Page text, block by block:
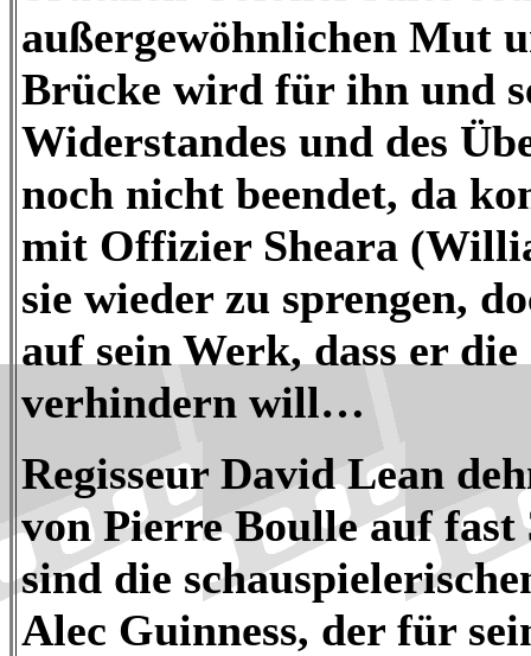
außergewöhnlichen Mut
Brücke wird für ihn und
Widerstandes und des
noch nicht beendet, da
mit Offizier Sheara
sie wieder zu sprengen,
auf sein Werk, dass er
verhindern will…
Regisseur David Lean
von Pierre Boulle auf
sind die
Alec Guinness, der für